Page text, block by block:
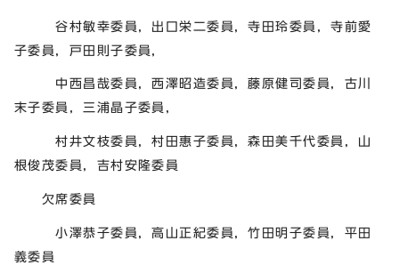
谷村敏幸委員，出口栄二委員，寺田玲委員，寺前愛
子委員，戸田則子委員，
中西昌哉委員，西澤昭造委員，藤原健司委員，古川
末子委員，三浦晶子委員，
村井文枝委員，村田惠子委員，森田美千代委員，山
根俊茂委員，吉村安隆委員
欠席委員
小澤恭子委員，高山正紀委員，竹田明子委員，平田
義委員